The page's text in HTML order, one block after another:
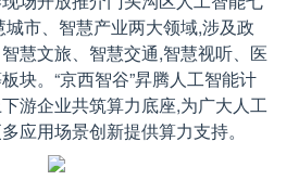
市、智慧产业两大领域,涉及政
慧文旅、智慧交通,智慧视听、医
块。“京西智谷”昇腾人工智能计
游企业共筑算力底座,为广大人工
应用场景创新提供算力支持。